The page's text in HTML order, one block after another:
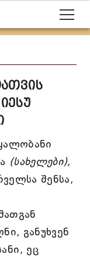
(სახელები),
შენსა,
განუხვენ
ეც